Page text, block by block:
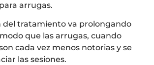
arrugas.
del tratamiento va prolongando
que las arrugas, cuando
cada vez menos notorias y se
las sesiones.